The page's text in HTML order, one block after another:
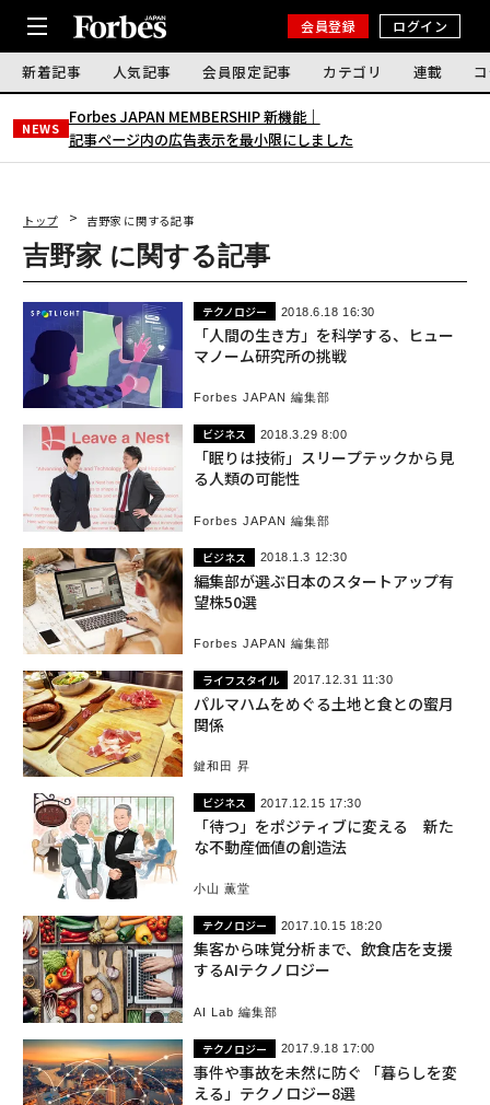
会員登録 ログイン
新着記事 人気記事 会員限定記事 カテゴリ 連載
NEWS
Forbes JAPAN MEMBERSHIP 新機能｜
記事ページ内の広告表示を最小限にしました
トップ 吉野家 に関する記事
吉野家 に関する記事
テクノロジー 2018.6.18 16:30
「人間の生き方」を科学する、ヒュー
マノーム研究所の挑戦
Forbes JAPAN 編集部
ビジネス 2018.3.29 8:00
「眠りは技術」スリープテックから見
る人類の可能性
Forbes JAPAN 編集部
ビジネス 2018.1.3 12:30
編集部が選ぶ日本のスタートアップ有
望株50選
Forbes JAPAN 編集部
ライフスタイル 2017.12.31 11:30
パルマハムをめぐる土地と食との蜜月
関係
鍵和田 昇
ビジネス 2017.12.15 17:30
「待つ」をポジティブに変える 新た
な不動産価値の創造法
小山 薫堂
テクノロジー 2017.10.15 18:20
集客から味覚分析まで、飲食店を支援
するAIテクノロジー
AI Lab 編集部
テクノロジー 2017.9.18 17:00
事件や事故を未然に防ぐ 「暮らしを変
える」テクノロジー8選